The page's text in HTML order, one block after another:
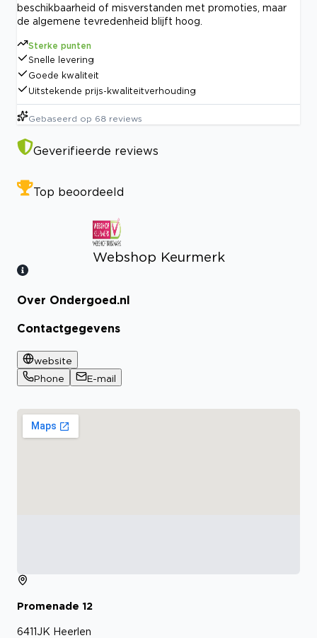
beschikbaarheid of misverstanden met promoties, maar
de algemene tevredenheid blijft hoog.
Sterke punten
Snelle levering
Goede kwaliteit
Uitstekende prijs-kwaliteitverhouding
Gebaseerd op 68 reviews
Geverifieerde reviews
Top beoordeeld
Webshop Keurmerk
Bekijk certificaat
Over Ondergoed.nl
Contactgegevens
website
Phone
E-mail
Promenade 12
6411JK Heerlen